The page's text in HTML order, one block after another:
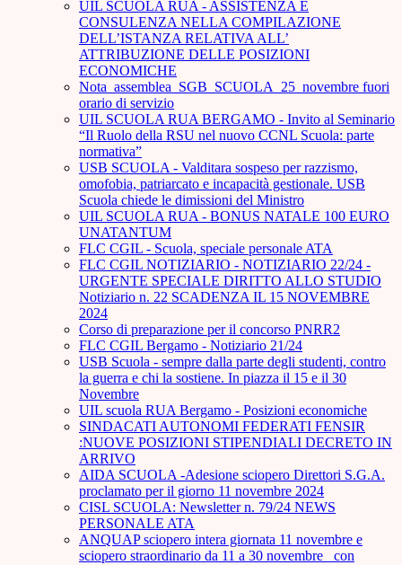
UIL SCUOLA RUA - ASSISTENZA E
CONSULENZA NELLA COMPILAZIONE
DELL’ISTANZA RELATIVA ALL’
ATTRIBUZIONE DELLE POSIZIONI
ECONOMICHE
Nota_assemblea_SGB_SCUOLA_25_novembre fuori
orario di servizio
UIL SCUOLA RUA BERGAMO - Invito al Seminario
“Il Ruolo della RSU nel nuovo CCNL Scuola: parte
normativa”
USB SCUOLA - Valditara sospeso per razzismo,
omofobia, patriarcato e incapacità gestionale. USB
Scuola chiede le dimissioni del Ministro
UIL SCUOLA RUA - BONUS NATALE 100 EURO
UNATANTUM
FLC CGIL - Scuola, speciale personale ATA
FLC CGIL NOTIZIARIO - NOTIZIARIO 22/24 -
URGENTE SPECIALE DIRITTO ALLO STUDIO
Notiziario n. 22 SCADENZA IL 15 NOVEMBRE
2024
Corso di preparazione per il concorso PNRR2
FLC CGIL Bergamo - Notiziario 21/24
USB Scuola - sempre dalla parte degli studenti, contro
la guerra e chi la sostiene. In piazza il 15 e il 30
Novembre
UIL scuola RUA Bergamo - Posizioni economiche
SINDACATI AUTONOMI FEDERATI FENSIR
:NUOVE POSIZIONI STIPENDIALI DECRETO IN
ARRIVO
AIDA SCUOLA -Adesione sciopero Direttori S.G.A.
proclamato per il giorno 11 novembre 2024
CISL SCUOLA: Newsletter n. 79/24 NEWS
PERSONALE ATA
ANQUAP sciopero intera giornata 11 novembre e
sciopero straordinario da 11 a 30 novembre_ con